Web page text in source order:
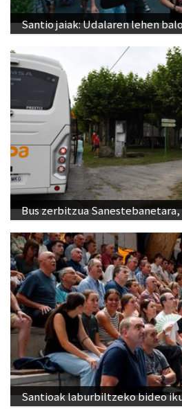
Santio jaiak: Udalaren lehen
Bus zerbitzua
Santioak laburbiltzeko bideo